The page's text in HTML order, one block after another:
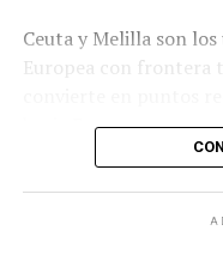
Ceuta y Melilla son
Europea con frontera
hacia Europa.